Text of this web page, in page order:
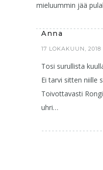
mieluummin jää
Anna
17 LOKAKUUN, 2018
Tosi surullista
Ei tarvi sitten niille
Toivottavasti
uhri…